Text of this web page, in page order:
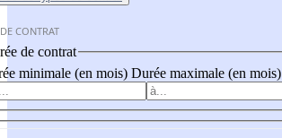
CONTRAT
de contrat
minimale (en mois) Durée maximale (en mois)